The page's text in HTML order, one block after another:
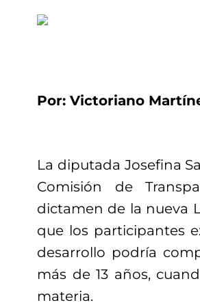
Por: Victoriano
La diputada Josefina
Comisión de
dictamen de la nueva
que los participantes
desarrollo podría
más de 13 años,
materia.